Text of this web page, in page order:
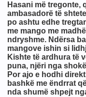
Hasani më tregonte,
ambasadorë të
po ashtu edhe
me mango me
ndryshme. Ndërsa
mangove ishin si
Kishte të ardhura të
puna, njëri nga
Por ajo e hodhi
bashkë me ëndrrat
nda shumë shpejt